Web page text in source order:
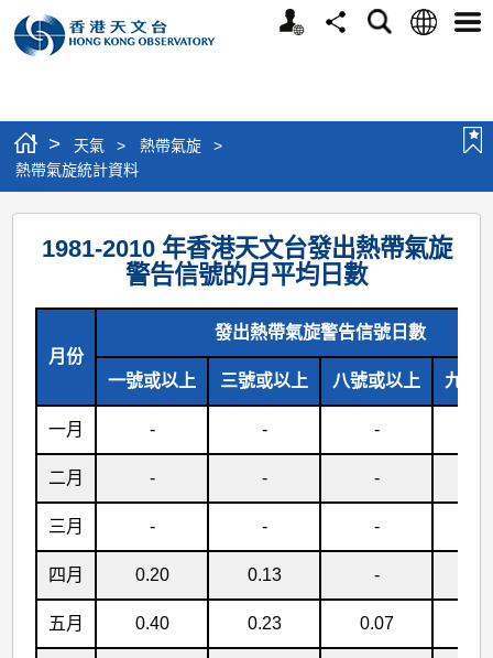
個
分
搜
語
選
> 天氣 > 熱帶氣旋
>
熱帶氣旋統計資料
熱
帶
計
料
1981-2010 年香港天文台發出熱帶氣旋
警告信號的月平均日數
月份
發出熱帶氣旋警告信號日數
一號或以上 三號或以上 八號或以上 九號
一月 - - -
二月 - - -
三月 - - -
四月 0.20 0.13 -
五月 0.40 0.23 0.07